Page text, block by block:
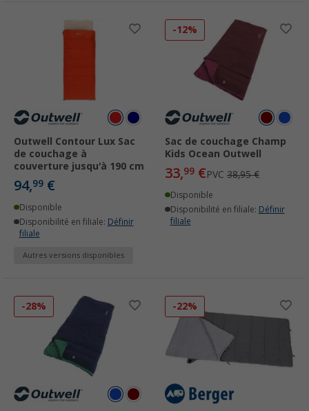
Outwell Contour Lux Sac
de couchage à
couverture jusqu'à 190 cm
94,99 €
Disponible
Disponibilité en filiale: Définir
filiale
Autres versions disponibles
-12%
Sac de couchage Champ
Kids Ocean Outwell
33,99 €PVC 38,95 €
Disponible
Disponibilité en filiale: Définir
filiale
-28% -22%